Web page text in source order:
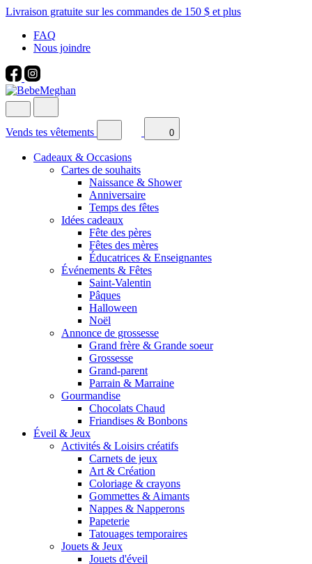
Livraison gratuite sur les commandes de 150 $ et plus
FAQ
Nous joindre
Vends tes vêtements 0
Cadeaux & Occasions
Cartes de souhaits
Naissance & Shower
Anniversaire
Temps des fêtes
Idées cadeaux
Fête des pères
Fêtes des mères
Éducatrices & Enseignantes
Événements & Fêtes
Saint-Valentin
Pâques
Halloween
Noël
Annonce de grossesse
Grand frère & Grande soeur
Grossesse
Grand-parent
Parrain & Marraine
Gourmandise
Chocolats Chaud
Friandises & Bonbons
Éveil & Jeux
Activités & Loisirs créatifs
Carnets de jeux
Art & Création
Coloriage & crayons
Gommettes & Aimants
Nappes & Napperons
Papeterie
Tatouages temporaires
Jouets & Jeux
Jouets d'éveil